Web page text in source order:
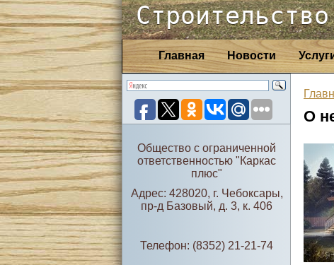
Новости
Главная
Общество с ограниченной
ответственностью "Каркас
плюс"
Адрес: 428020, г. Чебоксары,
пр-д Базовый, д. 3, к. 406
Телефон: (8352) 21-21-74
О